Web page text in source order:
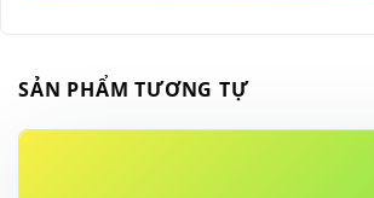
SẢN PHẨM TƯƠNG TỰ